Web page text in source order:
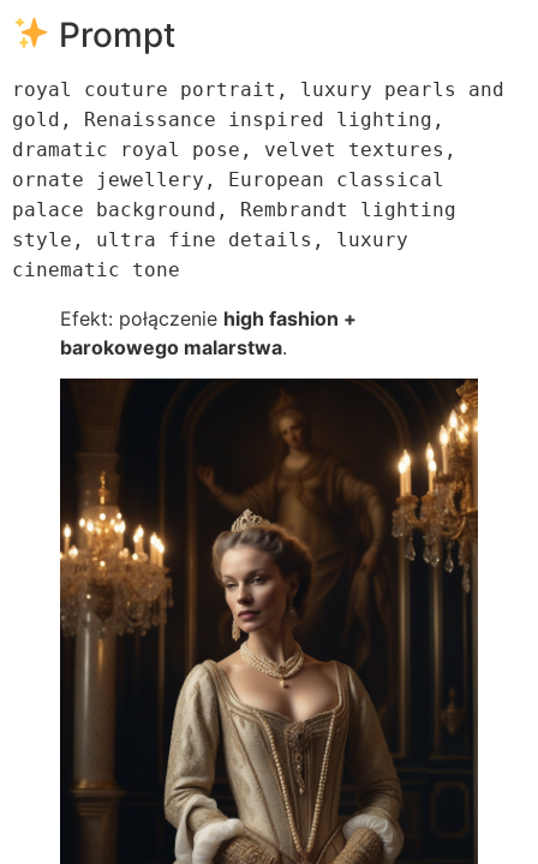
Prompt
royal couture portrait, luxury pearls and
gold, Renaissance inspired lighting,
dramatic royal pose, velvet textures,
ornate jewellery, European classical
palace background, Rembrandt lighting
style, ultra fine details, luxury
cinematic tone
Efekt: połączenie high fashion +
barokowego malarstwa.